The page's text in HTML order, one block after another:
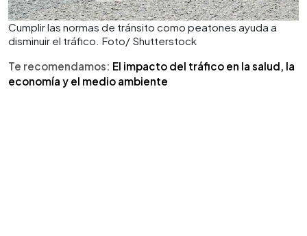
Cumplir las normas de tránsito como peatones ayuda a
disminuir el tráfico. Foto/ Shutterstock
Te recomendamos: El impacto del tráfico en la salud, la
economía y el medio ambiente